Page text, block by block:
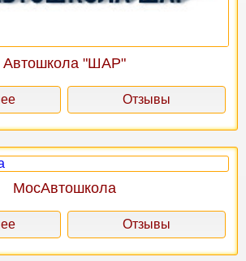
Автошкола "ШАР"
Отзывы
МосАвтошкола
Отзывы